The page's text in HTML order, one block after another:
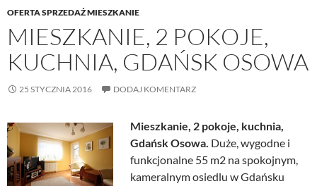
OFERTA SPRZEDAŻ MIESZKANIE
MIESZKANIE, 2 POKOJE,
KUCHNIA, GDAŃSK OSOWA
25 STYCZNIA 2016 DODAJ KOMENTARZ
Mieszkanie, 2 pokoje, kuchnia,
Gdańsk Osowa. Duże, wygodne i
funkcjonalne 55 m2 na spokojnym,
kameralnym osiedlu w Gdańsku